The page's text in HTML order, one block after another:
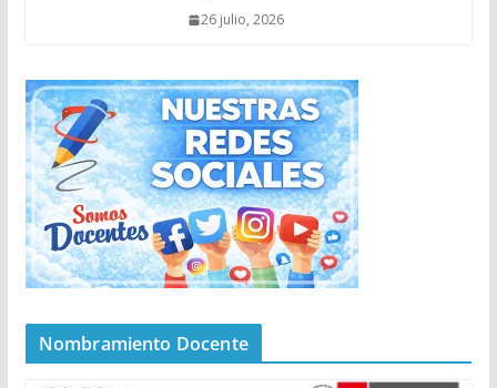
26 julio, 2026
Nombramiento Docente